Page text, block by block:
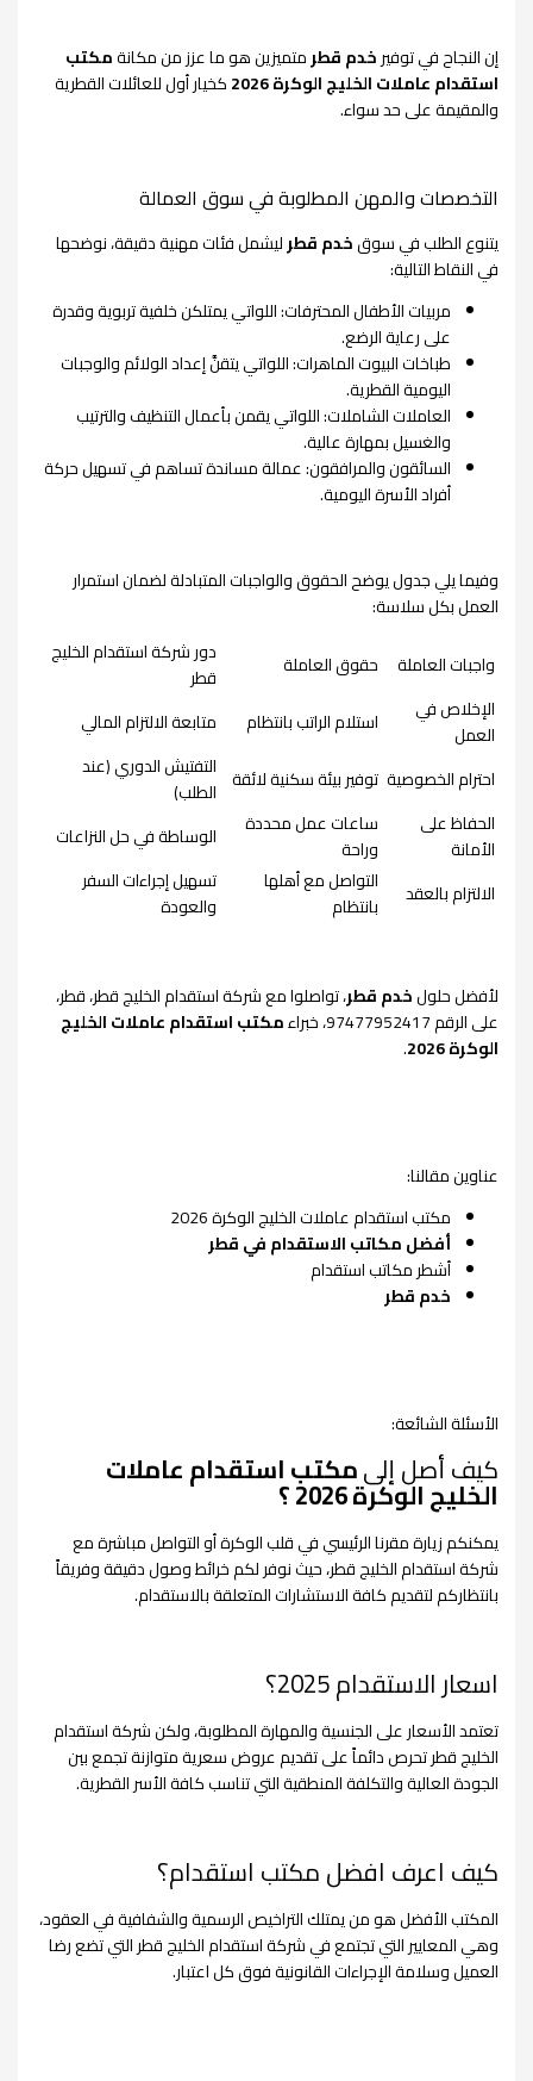
إن النجاح في توفيرخدم قطرمتميزين هو ما عزز من مكانةمكتب
استقدام عاملات الخليج الوكرة 2026
كخيار أول للعائلات القطرية
والمقيمة على حد سواء.
التخصصات والمهن المطلوبة في سوق العمالة
يتنوع الطلب في سوقخدم قطرليشمل فئات مهنية دقيقة، نوضحها
في النقاط التالية:
مربيات الأطفال المحترفات: اللواتي يمتلكن خلفية تربوية وقدرة
على رعاية الرضع.
طباخات البيوت الماهرات: اللواتي يتقنَّ إعداد الولائم والوجبات
اليومية القطرية.
العاملات الشاملات: اللواتي يقمن بأعمال التنظيف والترتيب
والغسيل بمهارة عالية.
السائقون والمرافقون: عمالة مساندة تساهم في تسهيل حركة
أفراد الأسرة اليومية.
وفيما يلي جدول يوضح الحقوق والواجبات المتبادلة لضمان استمرار
العمل بكل سلاسة:
واجبات العاملة
حقوق العاملة
دور شركة استقدام الخليج
قطر
الإخلاص في
العمل
استلام الراتب بانتظام
متابعة الالتزام المالي
احترام الخصوصية توفير بيئة سكنية لائقة
التفتيش الدوري (عند
الطلب)
الحفاظ على
الأمانة
ساعات عمل محددة
وراحة
الوساطة في حل النزاعات
الالتزام بالعقد
التواصل مع أهلها
بانتظام
تسهيل إجراءات السفر
والعودة
لأفضل حلولخدم قطر، تواصلوا مع شركة استقدام الخليج قطر، قطر،
على الرقم 97477952417، خبراء
مكتب استقدام عاملات الخليج
الوكرة 2026
.
عناوين مقالنا:
مكتب استقدام عاملات الخليج الوكرة 2026
أفضل مكاتب الاستقدام في قطر
أشطر مكاتب استقدام
خدم قطر
الأسئلة الشائعة:
كيف أصل إلىمكتب استقدام عاملات
الخليج الوكرة 2026 ؟
يمكنكم زيارة مقرنا الرئيسي في قلب الوكرة أو التواصل مباشرة مع
شركة استقدام الخليج قطر، حيث نوفر لكم خرائط وصول دقيقة وفريقاً
بانتظاركم لتقديم كافة الاستشارات المتعلقة بالاستقدام.
اسعار الاستقدام 2025؟
تعتمد الأسعار على الجنسية والمهارة المطلوبة، ولكن شركة استقدام
الخليج قطر تحرص دائماً على تقديم عروض سعرية متوازنة تجمع بين
الجودة العالية والتكلفة المنطقية التي تناسب كافة الأسر القطرية.
كيف اعرف افضل مكتب استقدام؟
المكتب الأفضل هو من يمتلك التراخيص الرسمية والشفافية في العقود،
وهي المعايير التي تجتمع في شركة استقدام الخليج قطر التي تضع رضا
العميل وسلامة الإجراءات القانونية فوق كل اعتبار.